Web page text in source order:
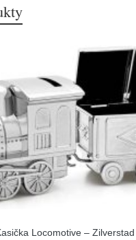
Locomotive – Zilverstad